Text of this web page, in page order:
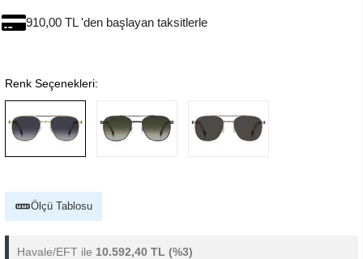
910,00 TL 'den başlayan taksitlerle
Renk Seçenekleri:
Ölçü Tablosu
Havale/EFT ile 10.592,40 TL (%3)